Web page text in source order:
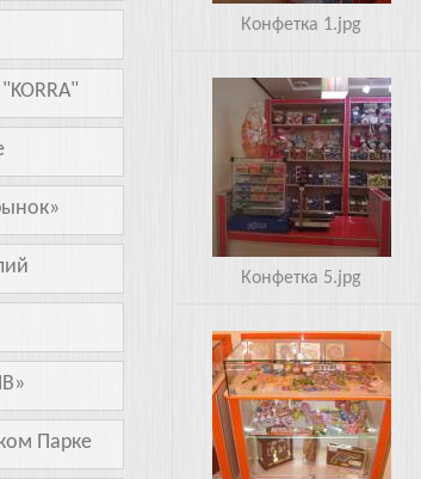
Парке
Конфетка 1.jpg
Конфетка 5.jpg
9.JPG